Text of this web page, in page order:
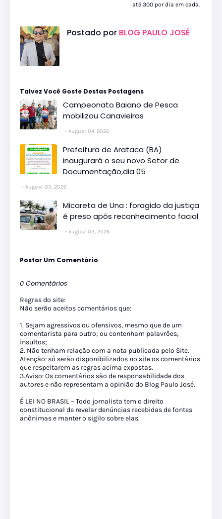
até 300 por dia em cada.
Postado por BLOG PAULO JOSÉ
Talvez Você Goste Destas Postagens
Campeonato Baiano de Pesca
mobilizou Canavieiras
August 04, 2026
Prefeitura de Arataca (BA)
inaugurará o seu novo Setor de
Documentação,dia 05
August 03, 2026
Micareta de Una : foragido da justiça
é preso após reconhecimento facial
August 03, 2026
Postar Um Comentário
0 Comentários
Regras do site:
Não serão aceitos comentários que:
1. Sejam agressivos ou ofensivos, mesmo que de um
comentarista para outro; ou contenham palavrões,
insultos;
2. Não tenham relação com a nota publicada pelo Site.
Atenção: só serão disponibilizados no site os comentários
que respeitarem as regras acima expostas.
3.Aviso: Os comentários são de responsabilidade dos
autores e não representam a opinião do Blog Paulo José.
É LEI NO BRASIL – Todo jornalista tem o direito
constitucional de revelar denúncias recebidas de fontes
anônimas e manter o sigilo sobre elas.